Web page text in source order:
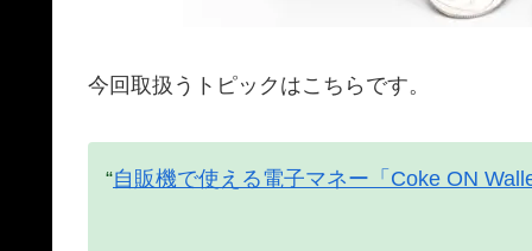
今回取扱うトピックはこちらです。
“自販機で使える電子マネー「Coke ON